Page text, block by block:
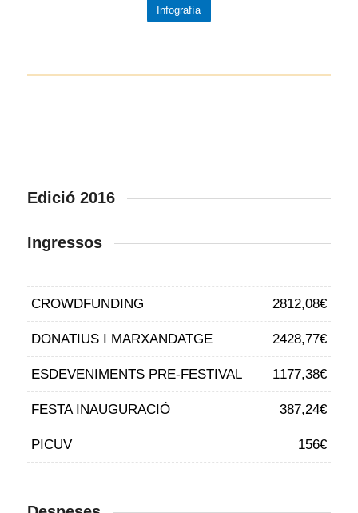
Infografía
Edició 2016
Ingressos
CROWDFUNDING 2812,08€
DONATIUS I MARXANDATGE 2428,77€
ESDEVENIMENTS PRE-FESTIVAL 1177,38€
FESTA INAUGURACIÓ 387,24€
PICUV 156€